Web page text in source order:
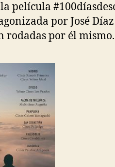
película
por José
rodadas por él mismo.